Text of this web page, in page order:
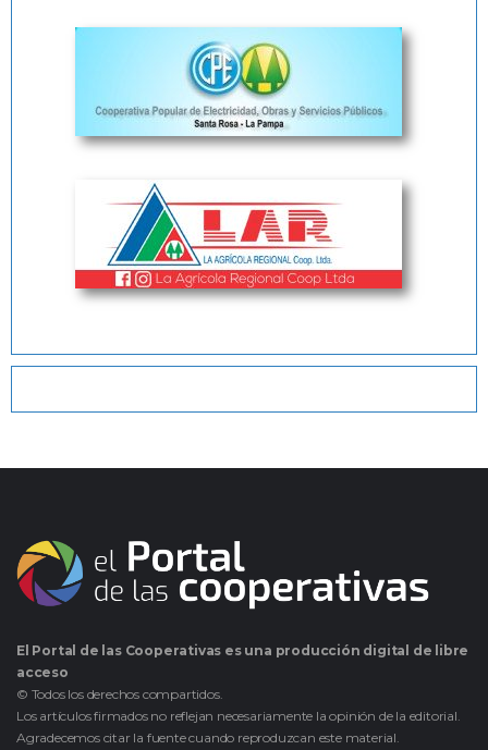
El Portal de las Cooperativas es una producción digital de libre
acceso
© Todos los derechos compartidos.
Los artículos firmados no reflejan necesariamente la opinión de la editorial.
Agradecemos citar la fuente cuando reproduzcan este material.